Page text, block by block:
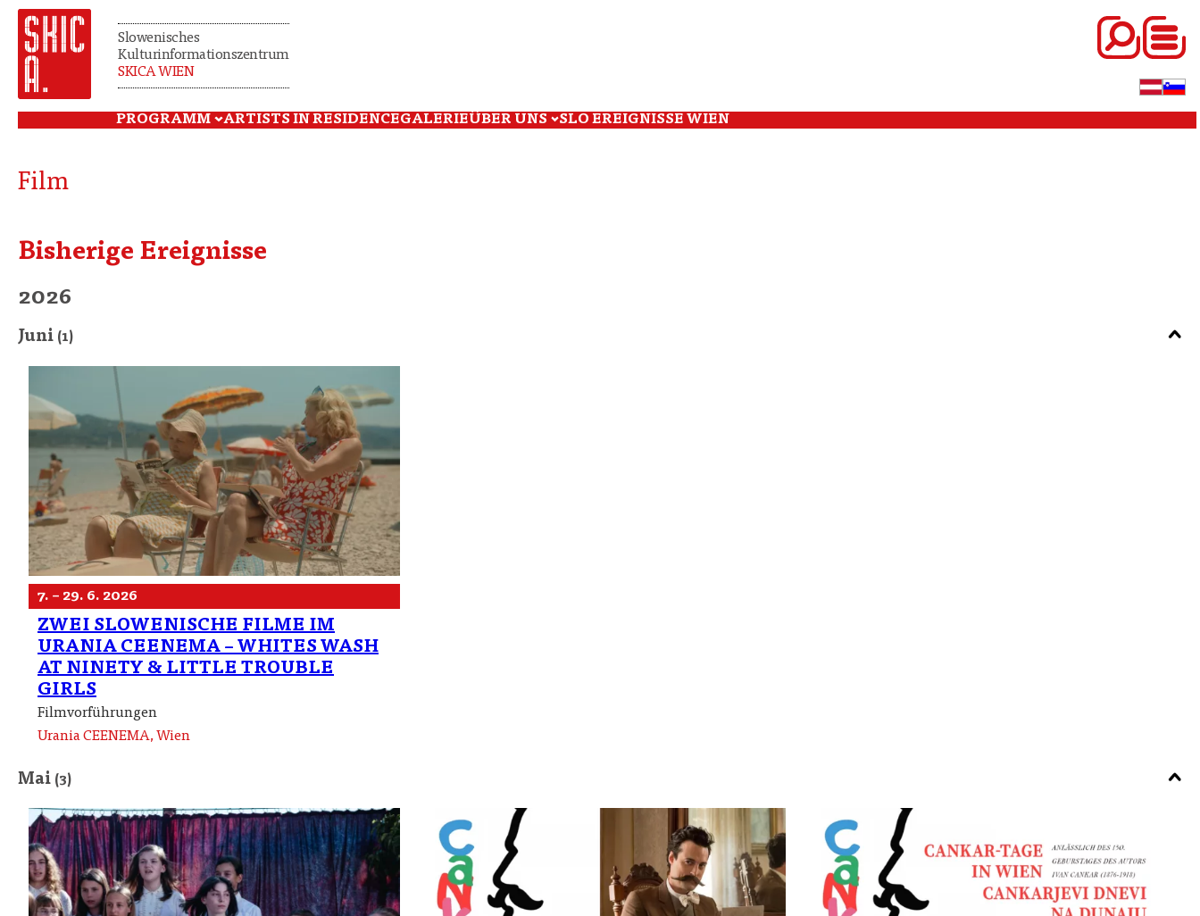
Slowenisches
Kulturinformationszentrum
SKICA WIEN
PROGRAMM ARTISTS IN RESIDENCEGALERIEÜBER UNS SLO EREIGNISSE WIEN
Film
Bisherige Ereignisse
2026
Juni (1)
7. – 29. 6. 2026
ZWEI SLOWENISCHE FILME IM
URANIA CEENEMA – WHITES WASH
AT NINETY & LITTLE TROUBLE
GIRLS
Filmvorführungen
Urania CEENEMA, Wien
Mai (3)